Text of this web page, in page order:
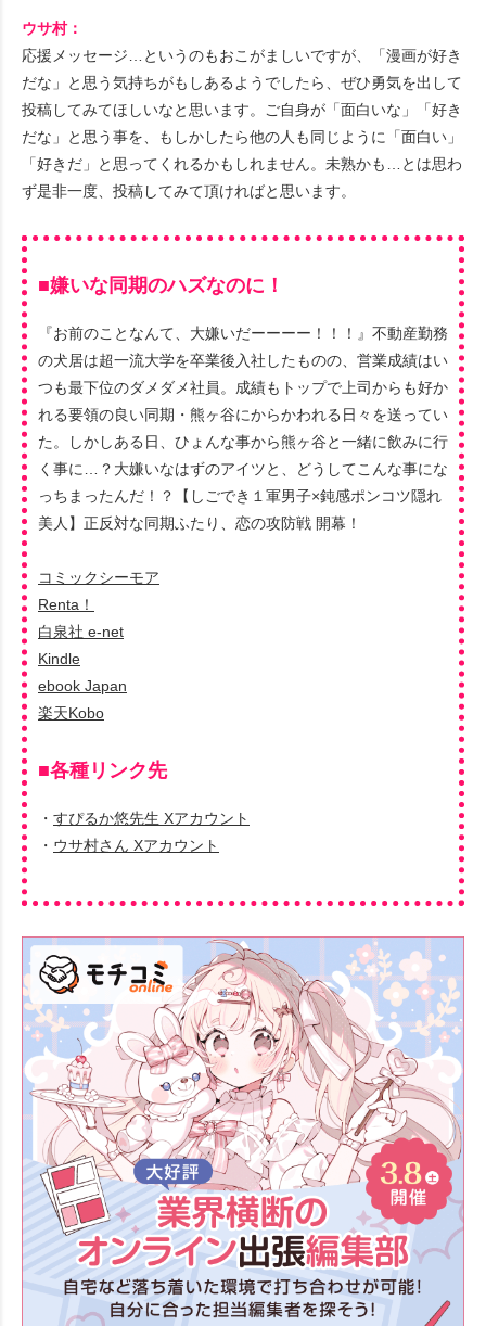
ウサ村：
応援メッセージ…というのもおこがましいですが、「漫画が好き
だな」と思う気持ちがもしあるようでしたら、ぜひ勇気を出して
投稿してみてほしいなと思います。ご自身が「面白いな」「好き
だな」と思う事を、もしかしたら他の人も同じように「面白い」
「好きだ」と思ってくれるかもしれません。未熟かも…とは思わ
ず是非一度、投稿してみて頂ければと思います。
■嫌いな同期のハズなのに！
『お前のことなんて、大嫌いだーーーー！！！』不動産勤務
の犬居は超一流大学を卒業後入社したものの、営業成績はい
つも最下位のダメダメ社員。成績もトップで上司からも好か
れる要領の良い同期・熊ヶ谷にからかわれる日々を送ってい
た。しかしある日、ひょんな事から熊ヶ谷と一緒に飲みに行
く事に…？大嫌いなはずのアイツと、どうしてこんな事にな
っちまったんだ！？【しごでき１軍男子×鈍感ポンコツ隠れ
美人】正反対な同期ふたり、恋の攻防戦 開幕！
コミックシーモア
Renta！
白泉社 e-net
Kindle
ebook Japan
楽天Kobo
■各種リンク先
・ すぴるか悠先生 Xアカウント
・ ウサ村さん Xアカウント